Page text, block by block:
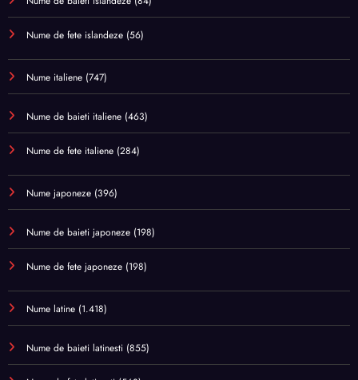
Nume de fete islandeze (56)
Nume italiene (747)
Nume de baieti italiene (463)
Nume de fete italiene (284)
Nume japoneze (396)
Nume de baieti japoneze (198)
Nume de fete japoneze (198)
Nume latine (1.418)
Nume de baieti latinesti (855)